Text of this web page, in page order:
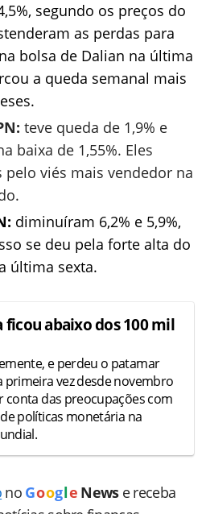
segundo os preços do
as perdas para
bolsa de Dalian na última
a queda semanal mais
teve queda de 1,9% e
baixa de 1,55%. Eles
pelo viés mais vendedor na
diminuíram 6,2% e 5,9%,
se deu pela forte alta do
última sexta.
ficou abaixo dos 100 mil
e perdeu o patamar
primeira vez desde novembro
conta das preocupações com
políticas monetária na
no Goog le News e receba